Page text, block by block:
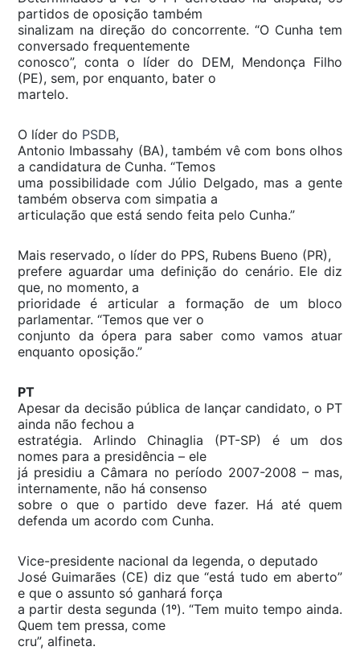
partidos de oposição também
sinalizam na direção do concorrente. “O Cunha tem
conversado frequentemente
conosco”, conta o líder do DEM, Mendonça Filho
(PE), sem, por enquanto, bater o
martelo.
O líder do PSDB,
Antonio Imbassahy (BA), também vê com bons olhos
a candidatura de Cunha. “Temos
uma possibilidade com Júlio Delgado, mas a gente
também observa com simpatia a
articulação que está sendo feita pelo Cunha.”
Mais reservado, o líder do PPS, Rubens Bueno (PR),
prefere aguardar uma definição do cenário. Ele diz
que, no momento, a
prioridade é articular a formação de um bloco
parlamentar. “Temos que ver o
conjunto da ópera para saber como vamos atuar
enquanto oposição.”
PT
Apesar da decisão pública de lançar candidato, o PT
ainda não fechou a
estratégia. Arlindo Chinaglia (PT-SP) é um dos
nomes para a presidência – ele
já presidiu a Câmara no período 2007-2008 – mas,
internamente, não há consenso
sobre o que o partido deve fazer. Há até quem
defenda um acordo com Cunha.
Vice-presidente nacional da legenda, o deputado
José Guimarães (CE) diz que “está tudo em aberto”
e que o assunto só ganhará força
a partir desta segunda (1º). “Tem muito tempo ainda.
Quem tem pressa, come
cru”, alfineta.